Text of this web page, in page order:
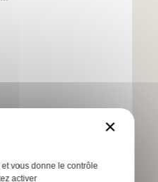
informations
et services Humbert
×
vous donne le contrôle
activer